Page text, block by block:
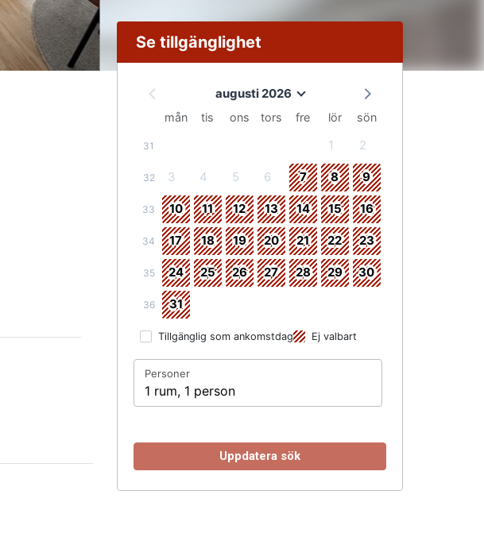
Se tillgänglighet
augusti 2026
mån tis ons tors fre lör sön
31 1 2
32 3 4 5 6 7 8 9
33 10 11 12 13 14 15 16
34 17 18 19 20 21 22 23
35 24 25 26 27 28 29 30
36 31
Tillgänglig som ankomstdag Ej valbart
Personer
1 rum, 1 person
Uppdatera sök